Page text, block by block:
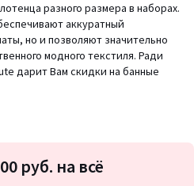
разного размера в наборах.
аккуратный
но и позволяют значительно
модного текстиля. Ради
дарит Вам скидки на банные
на
руб. на всё